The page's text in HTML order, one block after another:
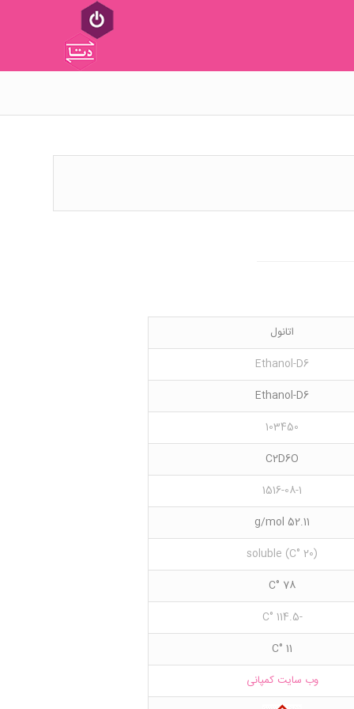
اتانول
Ethanol-D6
Ethanol-D6
103450
C2D6O
1516-08-1
52.11 g/mol
(20 °C) soluble
78 °C
-114.5 °C
11 °C
وب سایت کمپانی